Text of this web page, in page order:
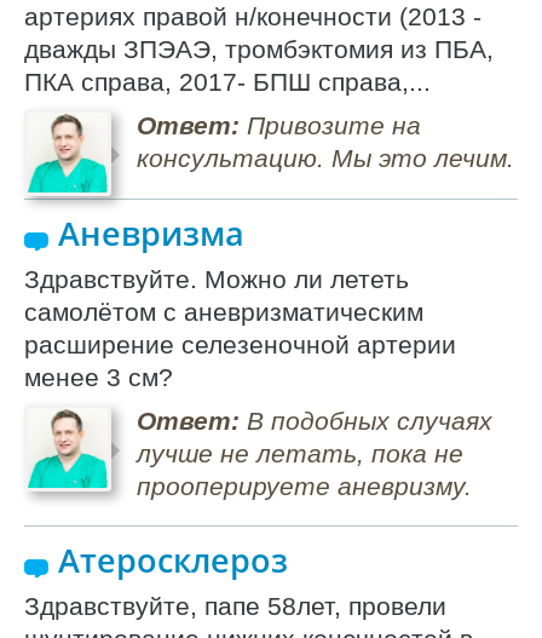
артериях правой н/конечности (2013 -
дважды ЗПЭАЭ, тромбэктомия из ПБА,
ПКА справа, 2017- БПШ справа,...
Ответ: Привозите на
консультацию. Мы это лечим.
Аневризма
Здравствуйте. Можно ли лететь
самолётом с аневризматическим
расширение селезеночной артерии
менее 3 см?
Ответ: В подобных случаях
лучше не летать, пока не
прооперируете аневризму.
Атеросклероз
Здравствуйте, папе 58лет, провели